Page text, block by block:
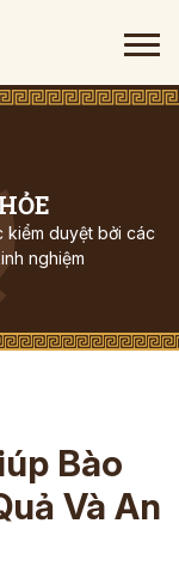
duyệt bởi các
nghiệm
Bào
Và An